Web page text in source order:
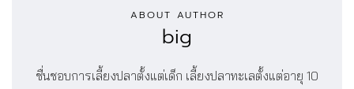
ABOUT AUTHOR
big
ชื่นชอบการเลี้ยงปลาตั้งแต่เด็ก เลี้ยงปลาทะเลตั้งแต่อายุ 10